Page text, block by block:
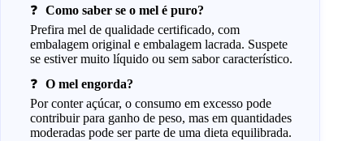
Como saber se o mel é puro?
Prefira mel de qualidade certificado, com
embalagem original e embalagem lacrada. Suspete
se estiver muito líquido ou sem sabor característico.
O mel engorda?
Por conter açúcar, o consumo em excesso pode
contribuir para ganho de peso, mas em quantidades
moderadas pode ser parte de uma dieta equilibrada.